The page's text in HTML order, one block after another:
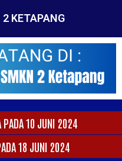
KETAPANG
PADA 10 JUNI 2024
18 JUNI 2024